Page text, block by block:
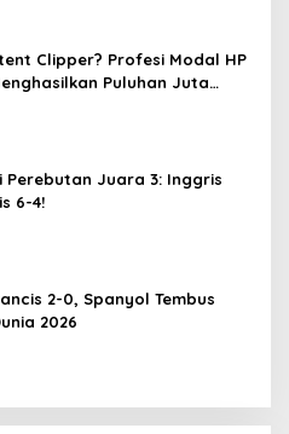
Clipper? Profesi Modal HP
Puluhan Juta
Perebutan Juara 3: Inggris
6-4!
2-0, Spanyol Tembus
2026